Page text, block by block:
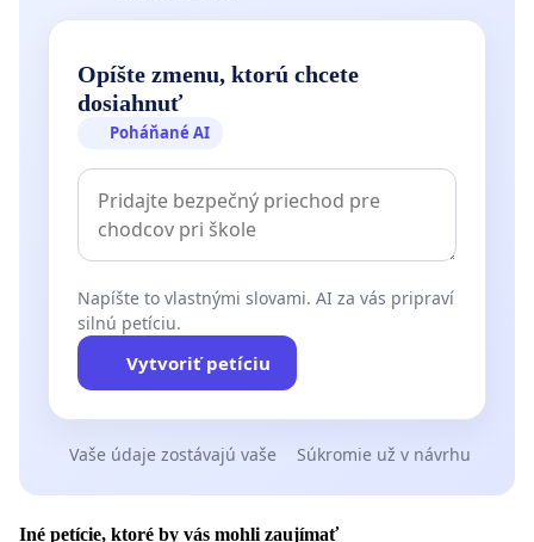
Opíšte zmenu, ktorú chcete
dosiahnuť
Poháňané AI
Napíšte to vlastnými slovami. AI za vás pripraví
silnú petíciu.
Vytvoriť petíciu
Vaše údaje zostávajú vaše Súkromie už v návrhu
Iné petície, ktoré by vás mohli zaujímať